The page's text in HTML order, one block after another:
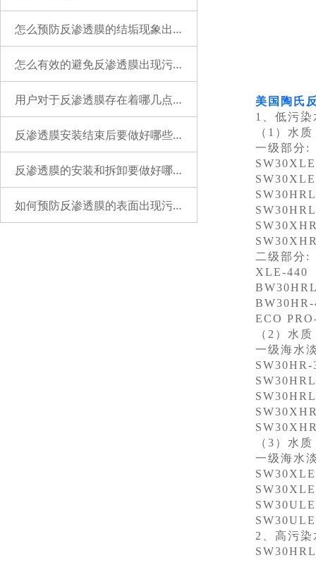
怎么预防反渗透膜的结垢现象出现？
怎么有效的避免反渗透膜出现污染？
用户对于反渗透膜存在着哪几点误解？
反渗透膜安装结束后要做好哪些检查的工作？
反渗透膜的安装和拆卸要做好哪些准备？
如何预防反渗透膜的表面出现污染？
美国陶氏
1、低污
（1）水
一级部分:
二级部分:
XLE-440
ECO
（2）水
一级海水
SW30HR-
（3）水
一级海水
2、高污